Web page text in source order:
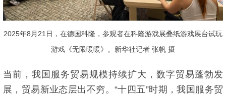
2025年8月21日，在德国科隆，参观者在科隆游戏展叠纸游戏展台试玩
游戏《无限暖暖》。新华社记者 张帆 摄
当前，我国服务贸易规模持续扩大，数字贸易蓬勃发
展，贸易新业态层出不穷。“十四五”时期，我国服务贸